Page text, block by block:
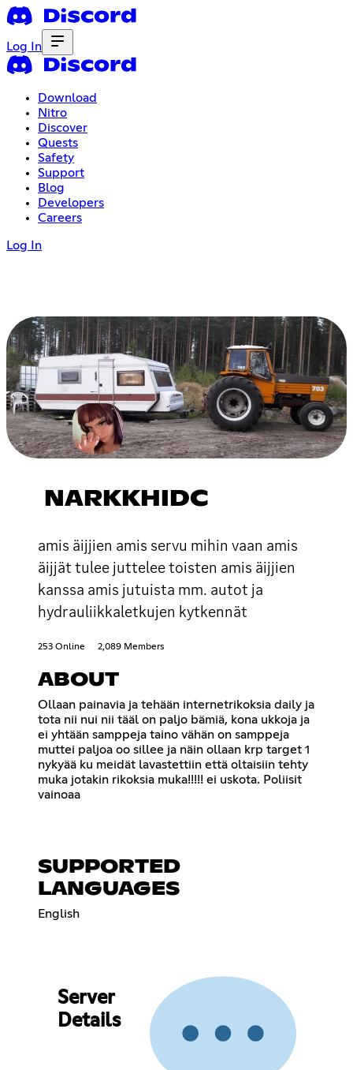
Log In
Download
Nitro
Discover
Quests
Safety
Support
Blog
Developers
Careers
Log In
NARKKHIDC
amis äijjien amis servu mihin vaan amis
äijjät tulee juttelee toisten amis äijjien
kanssa amis jutuista mm. autot ja
hydrauliikkaletkujen kytkennät
253 Online 2,089 Members
ABOUT
Ollaan painavia ja tehään internetrikoksia daily ja
tota nii nui nii tääl on paljo bämiä, kona ukkoja ja
ei yhtään samppeja taino vähän on samppeja
muttei paljoa oo sillee ja näin ollaan krp target 1
nykyää ku meidät lavastettiin että oltaisiin tehty
muka jotakin rikoksia muka!!!!! ei uskota. Poliisit
vainoaa
SUPPORTED
LANGUAGES
English
Server
Details